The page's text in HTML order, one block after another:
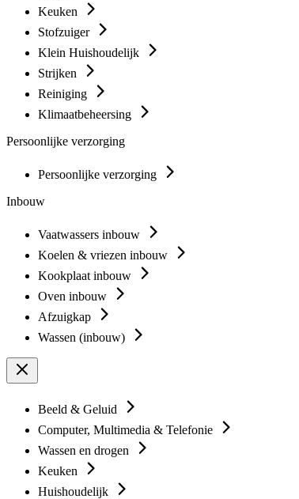
Keuken
Stofzuiger
Klein Huishoudelijk
Strijken
Reiniging
Klimaatbeheersing
Persoonlijke verzorging
Persoonlijke verzorging
Inbouw
Vaatwassers inbouw
Koelen & vriezen inbouw
Kookplaat inbouw
Oven inbouw
Afzuigkap
Wassen (inbouw)
Beeld & Geluid
Computer, Multimedia & Telefonie
Wassen en drogen
Keuken
Huishoudelijk